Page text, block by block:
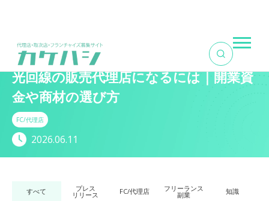
TOP>記事一覧> 光回線の販売代理店になるには｜開業資金や...
光回線の販売代理店になるには｜開業資
金や商材の選び方
FC/代理店
2026.06.11
すべて プレス
リリース FC/代理店 フリーランス
副業 知識